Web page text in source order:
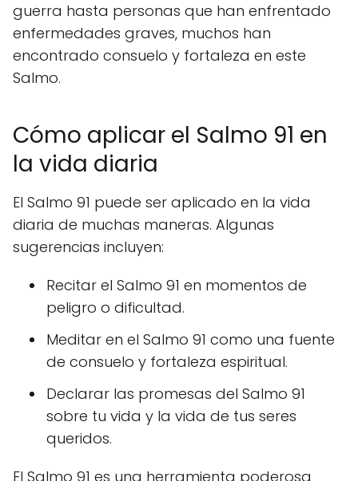
guerra hasta personas que han enfrentado
enfermedades graves, muchos han
encontrado consuelo y fortaleza en este
Salmo.
Cómo aplicar el Salmo 91 en
la vida diaria
El Salmo 91 puede ser aplicado en la vida
diaria de muchas maneras. Algunas
sugerencias incluyen:
Recitar el Salmo 91 en momentos de
peligro o dificultad.
Meditar en el Salmo 91 como una fuente
de consuelo y fortaleza espiritual.
Declarar las promesas del Salmo 91
sobre tu vida y la vida de tus seres
queridos.
El Salmo 91 es una herramienta poderosa